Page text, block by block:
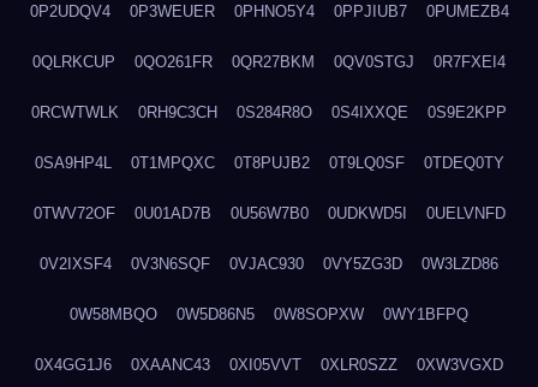
0P2UDQV4 0P3WEUER 0PHNO5Y4 0PPJIUB7 0PUMEZB4
0QLRKCUP 0QO261FR 0QR27BKM 0QV0STGJ 0R7FXEI4
0RCWTWLK 0RH9C3CH 0S284R8O 0S4IXXQE 0S9E2KPP
0SA9HP4L 0T1MPQXC 0T8PUJB2 0T9LQ0SF 0TDEQ0TY
0TWV72OF 0U01AD7B 0U56W7B0 0UDKWD5I 0UELVNFD
0V2IXSF4 0V3N6SQF 0VJAC930 0VY5ZG3D 0W3LZD86
0W58MBQO 0W5D86N5 0W8SOPXW 0WY1BFPQ
0X4GG1J6 0XAANC43 0XI05VVT 0XLR0SZZ 0XW3VGXD